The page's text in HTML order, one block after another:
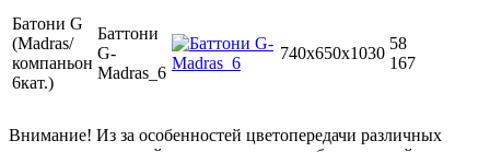
Батони G
(Madras/
компаньон
6кат.)
Баттони
G-
Madras_6
740х650x1030
58
167
Внимание! Из за особенностей цветопередачи различных